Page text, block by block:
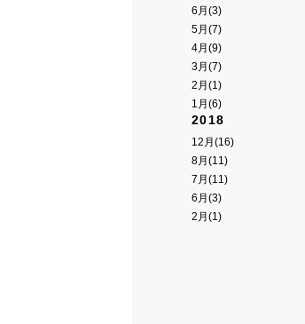
6月(3)
5月(7)
4月(9)
3月(7)
2月(1)
1月(6)
2018
12月(16)
8月(11)
7月(11)
6月(3)
2月(1)